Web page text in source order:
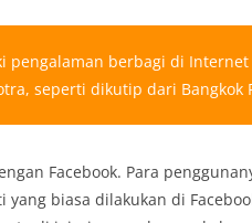
pengalaman berbagi di
seperti dikutip dari Bangkok
Facebook. Para
biasa dilakukan di